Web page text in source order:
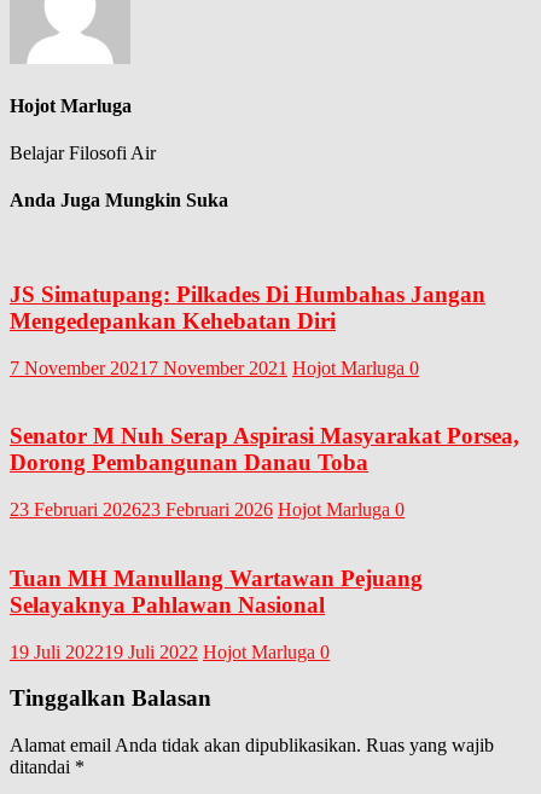
Hojot Marluga
Belajar Filosofi Air
Anda Juga Mungkin Suka
JS Simatupang: Pilkades Di Humbahas Jangan
Mengedepankan Kehebatan Diri
7 November 2021 7 November 2021 Hojot Marluga 0
Senator M Nuh Serap Aspirasi Masyarakat Porsea,
Dorong Pembangunan Danau Toba
23 Februari 202623 Februari 2026 Hojot Marluga 0
Tuan MH Manullang Wartawan Pejuang
Selayaknya Pahlawan Nasional
19 Juli 202219 Juli 2022 Hojot Marluga 0
Tinggalkan Balasan
Alamat email Anda tidak akan dipublikasikan. Ruas yang wajib
ditandai *